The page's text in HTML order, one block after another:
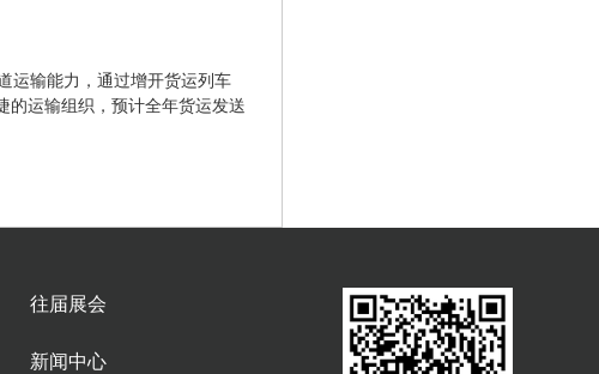
输能力，通过增开货运列车
的运输组织，预计全年货运发送
往届展会
新闻中心